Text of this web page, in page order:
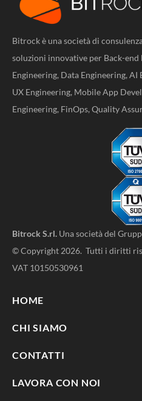
Bitrock è una società di
soluzioni innovative per Back-
Engineering, Data Engineering,
UX Engineering, Mobile App
Engineering, FinOps, Quality
Bitrock S.rl. Una società del
© Copyright 2026. Tutti i diritti
VAT 10150530961
HOME
CHI SIAMO
CONTATTI
LAVORA CON NOI